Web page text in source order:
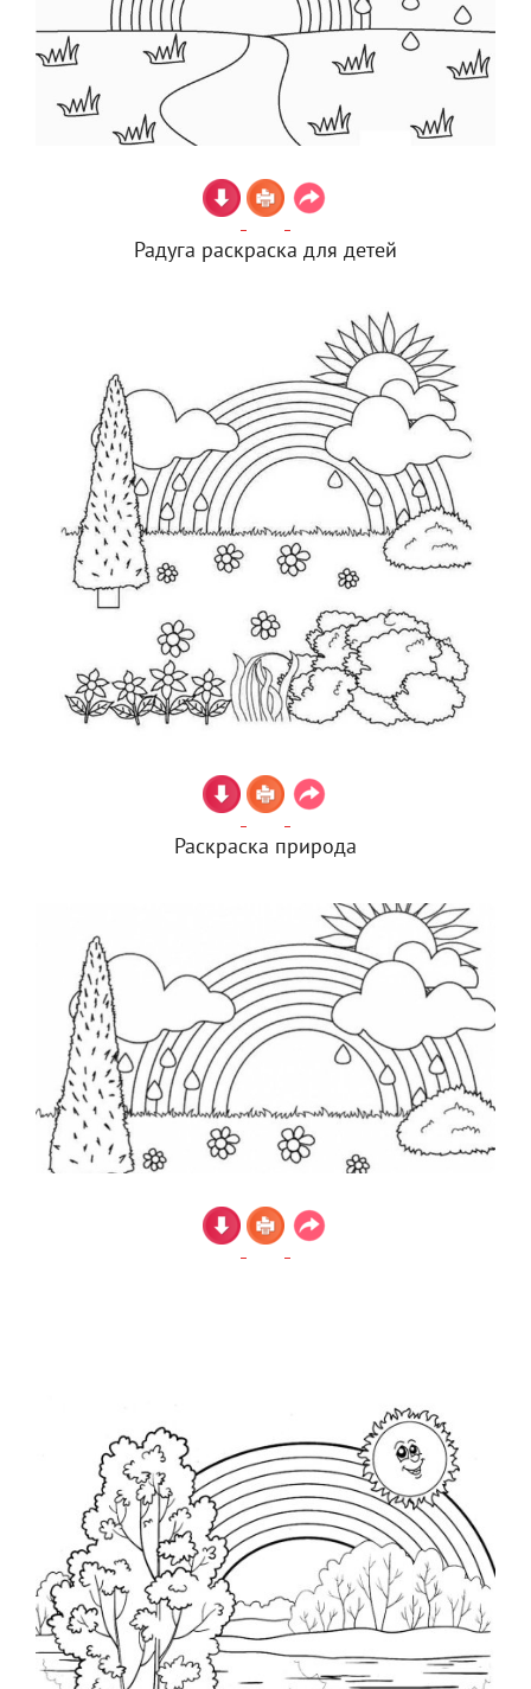
Радуга раскраска для детей
Раскраска природа